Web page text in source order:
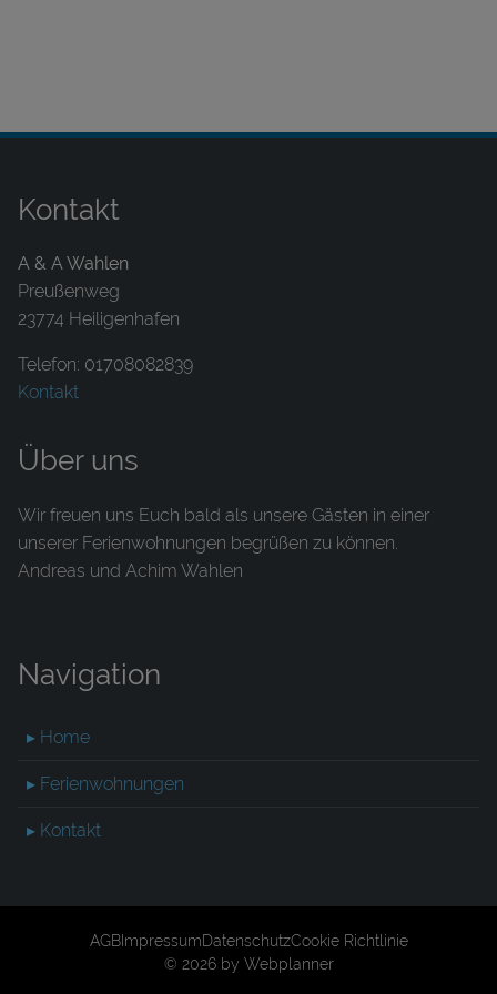
Kontakt
A & A Wahlen
Preußenweg
23774 Heiligenhafen
Telefon: 01708082839
Kontakt
Über uns
Wir freuen uns Euch bald als unsere Gästen in einer
unserer Ferienwohnungen begrüßen zu können.
Andreas und Achim Wahlen
Navigation
▸ Home
▸ Ferienwohnungen
▸ Kontakt
AGBImpressumDatenschutzCookie Richtlinie
© 2026 by Webplanner